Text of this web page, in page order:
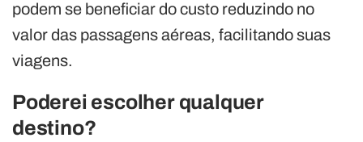
podem se beneficiar do custo reduzindo no
valor das passagens aéreas, facilitando suas
viagens.
Poderei escolher qualquer
destino?